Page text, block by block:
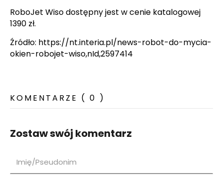
RoboJet Wiso dostępny jest w cenie katalogowej
1390 zł.
Źródło: https://nt.interia.pl/news-robot-do-mycia-
okien-robojet-wiso,nId,2597414
KOMENTARZE ( 0 )
Zostaw swój komentarz